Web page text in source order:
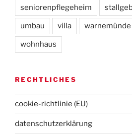
seniorenpflegeheim
umbau villa warnemünde
wohnhaus
RECHTLICHES
cookie-richtlinie (EU)
datenschutz­erklärung